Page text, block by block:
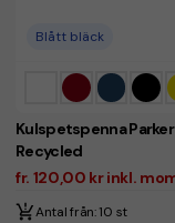
Blått bläck
Kulspetspenna
Recycled
fr. 120,00 kr inkl.
Antal från: 10 st